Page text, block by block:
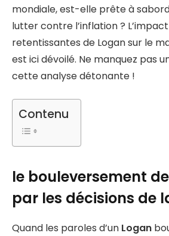
mondiale, est-elle prête à
lutter contre l’inflation ?
retentissantes de Logan sur le
est ici dévoilé. Ne manquez pas
cette analyse détonante !
Contenu
le bouleversement
par les décisions de
Quand les paroles d’un Logan